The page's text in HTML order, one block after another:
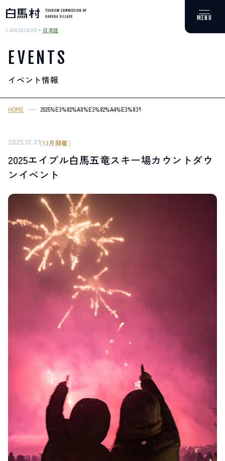
MOUNTAIN & TREKKING
登山・トレッキング
スキー場
HOT SPRING
温泉
スポット紹介
LIVE CAMERA
ライブカメラ
イベント情報
INFORMATION MEISTER TOUR
マイスターツアー
ACTIVITIES
アクティビティー
HAKUBA ORIGINAL NORWAY VILLAGE
ノルウェービレッジ
SEASONS
塩の道
FURUSATO TAX
白馬村までのアクセス
白馬村内の交通情報
採用情報
プライバシーポリシー
利用規約
LANGUAGE 日本語
EVENTS
イベント情報
HOME
2025.12.31 12月開催
2025エイブル白馬五竜スキー場カウントダウ
ンイベント